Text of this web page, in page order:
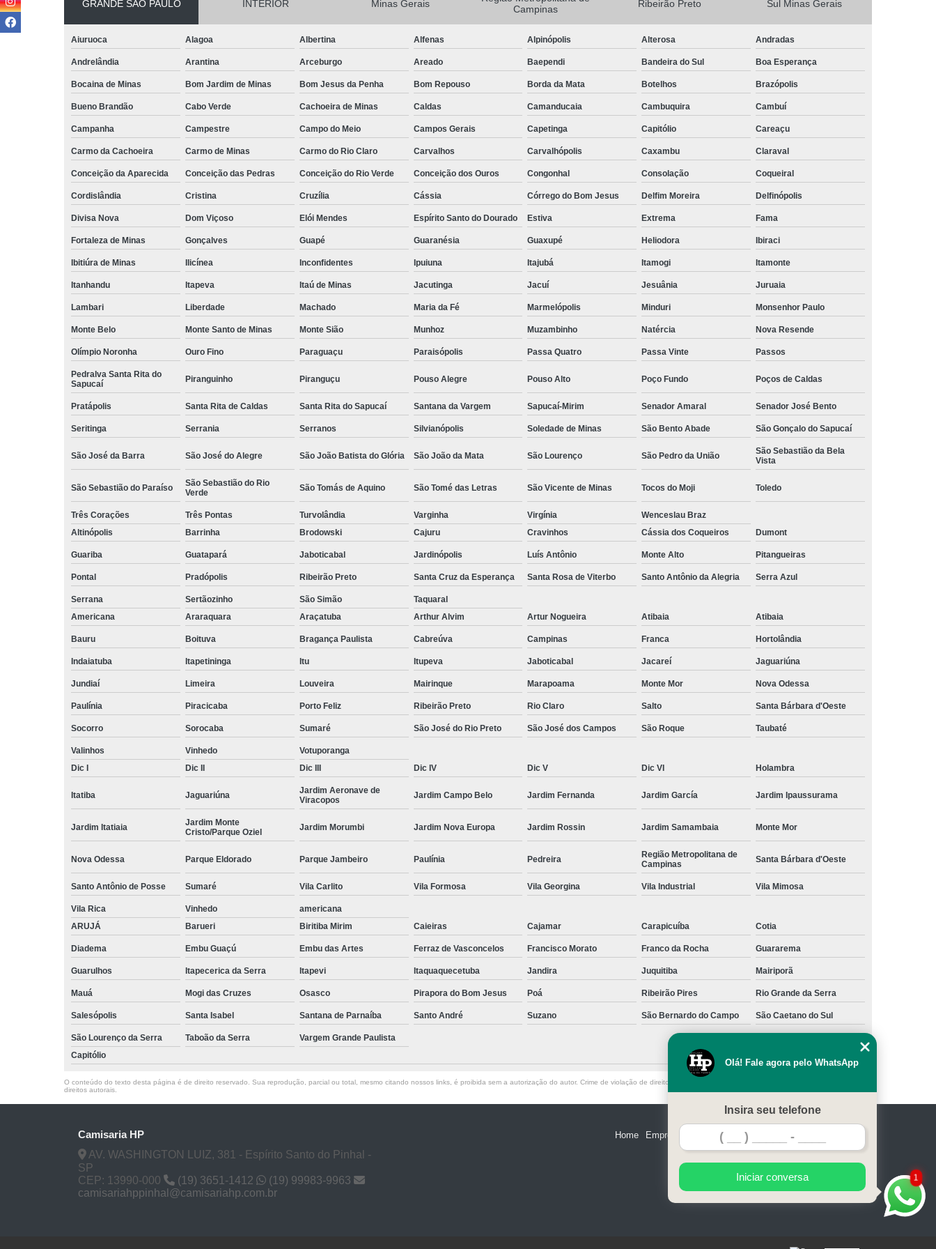
Camisa Social de Manga Longa
Camisa Social Manga Longa
Camisa Social Manga Longa Masculina
Camisa Social Manga Longa Preta
Camisa Social Masculina Manga Longa Lisa
Camisa Social Masculina Preta Manga Longa
Camisa Social Preta Manga Longa
Camisa a Rigor Social Masculina
Camisa Masculina Social
Camisa Social Branca Masculina
Camisa Social Estampada Masculina
Camisa Social Jeans Masculina
Camisa Social Masculina
Camisa Social Masculina a Rigor
Camisa Social Masculina Preta
Camisa Social Preta Masculina
Camisa Manga Longa Social Masculina Preço
Camisa Masculina Social Preço
Camisa Social Branca Masculina Preço
Camisa Social Estampada Masculina Preço
Camisa Social Jeans Masculina Preço
Camisa Social Masculina Estampada Preço
Camisa Social Masculina Manga Curta Preço
Camisa Social Masculina Manga Longa Preço
Camisa Social Masculina Preço
Camisa Social Masculina Preta Preço
Camisa Social Masculina Slim Preço
Camisa Social Preta Masculina Preço
Fábrica Camisa Masculina Social
Fábrica Camisa Social
Fábrica de Camisa Social
Fábrica de Camisa Social de Homem
Fábrica de Camisa Social Masculina
Fábrica de Camisa Social para Homem
Loja de Fábrica Camisa Social
Loja com Moda Masculina
Loja de Moda Masculina
Loja de Moda Masculina Online
Loja Executivo Moda Masculina
Loja Moda Masculina
Loja Moda Masculina Executivo
Loja Moda Masculina Online
Loja Moda Masculina Social
Loja Virtual Moda Masculina
Moda Masculina Loja
Moda Atual Masculina
Moda Básica Masculina
Moda Casual Masculina
Moda Jeans Masculina
Moda Masculina
Moda Masculina Camisa
Moda Masculina Camisa Social
Moda Masculina Esporte Fino
Moda Masculina Inverno
Moda Masculina Social
Moda Plus Size Masculina
Moda Social Masculina
Roupas Elegantes Masculinas
Roupas Estilosas Masculinas
Roupas Masculinas
Roupas Masculinas da Moda
Roupas Masculinas Esporte Fino
Roupas Masculinas Estilosas
Roupas Masculinas na Moda
Roupas Masculinas Plus Size
Roupas Masculinas Social Roupas Sociais Masculinas
GRANDE SÃO PAULO INTERIOR Minas Gerais
Campinas
Ribeirão Preto Sul Minas Gerais
Aiuruoca Alagoa Albertina Alfenas Alpinópolis Alterosa Andradas
Andrelândia Arantina Arceburgo Areado Baependi Bandeira do Sul Boa Esperança
Bocaina de Minas Bom Jardim de Minas Bom Jesus da Penha Bom Repouso Borda da Mata Botelhos Brazópolis
Bueno Brandão Cabo Verde Cachoeira de Minas Caldas Camanducaia Cambuquira Cambuí
Campanha Campestre Campo do Meio Campos Gerais Capetinga Capitólio Careaçu
Carmo da Cachoeira Carmo de Minas Carmo do Rio Claro Carvalhos Carvalhópolis Caxambu Claraval
Conceição da Aparecida Conceição das Pedras Conceição do Rio Verde Conceição dos Ouros Congonhal Consolação Coqueiral
Cordislândia Cristina Cruzília Cássia Córrego do Bom Jesus Delfim Moreira Delfinópolis
Divisa Nova Dom Viçoso Elói Mendes Espírito Santo do Dourado Estiva Extrema Fama
Fortaleza de Minas Gonçalves Guapé Guaranésia Guaxupé Heliodora Ibiraci
Ibitiúra de Minas Ilicínea Inconfidentes Ipuiuna Itajubá Itamogi Itamonte
Itanhandu Itapeva Itaú de Minas Jacutinga Jacuí Jesuânia Juruaia
Lambari Liberdade Machado Maria da Fé Marmelópolis Minduri Monsenhor Paulo
Monte Belo Monte Santo de Minas Monte Sião Munhoz Muzambinho Natércia Nova Resende
Olímpio Noronha Ouro Fino Paraguaçu Paraisópolis Passa Quatro Passa Vinte Passos
Pedralva Santa Rita do
Sapucaí
Piranguinho Piranguçu Pouso Alegre Pouso Alto Poço Fundo Poços de Caldas
Pratápolis Santa Rita de Caldas Santa Rita do Sapucaí Santana da Vargem Sapucaí-Mirim Senador Amaral Senador José Bento
Seritinga Serrania Serranos Silvianópolis Soledade de Minas São Bento Abade São Gonçalo do Sapucaí
São José da Barra São José do Alegre São João Batista do Glória São João da Mata São Lourenço São Pedro da União
São Sebastião da Bela
Vista
São Sebastião do Paraíso
São Sebastião do Rio
Verde
São Tomás de Aquino São Tomé das Letras São Vicente de Minas Tocos do Moji Toledo
Três Corações Três Pontas Turvolândia Varginha Virgínia
Wenceslau Braz
Altinópolis
Barrinha Brodowski Cajuru Cravinhos Cássia dos Coqueiros Dumont
Guariba Guatapará Jaboticabal Jardinópolis Luís Antônio Monte Alto Pitangueiras
Pontal Pradópolis Ribeirão Preto Santa Cruz da Esperança Santa Rosa de Viterbo Santo Antônio da Alegria Serra Azul
Serrana Sertãozinho São Simão
Taquaral
Americana
Araraquara Araçatuba Arthur Alvim Artur Nogueira Atibaia Atibaia
Bauru Boituva Bragança Paulista Cabreúva Campinas Franca Hortolândia
Indaiatuba Itapetininga Itu Itupeva Jaboticabal Jacareí Jaguariúna
Jundiaí Limeira Louveira Mairinque Marapoama Monte Mor Nova Odessa
Paulínia Piracicaba Porto Feliz Ribeirão Preto Rio Claro Salto Santa Bárbara d'Oeste
Socorro Sorocaba Sumaré São José do Rio Preto São José dos Campos São Roque Taubaté
Valinhos Vinhedo
Votuporanga
Dic I
Dic II Dic III Dic IV Dic V Dic VI Holambra
Itatiba Jaguariúna
Jardim Aeronave de
Viracopos
Jardim Campo Belo Jardim Fernanda Jardim García Jardim Ipaussurama
Jardim Itatiaia
Jardim Monte
Cristo/Parque Oziel
Jardim Morumbi Jardim Nova Europa Jardim Rossin Jardim Samambaia Monte Mor
Nova Odessa Parque Eldorado Parque Jambeiro Paulínia Pedreira
Região Metropolitana de
Campinas
Santa Bárbara d'Oeste
Santo Antônio de Posse Sumaré Vila Carlito Vila Formosa Vila Georgina Vila Industrial Vila Mimosa
Vila Rica Vinhedo
americana
ARUJÁ
Barueri Biritiba Mirim Caieiras Cajamar Carapicuíba Cotia
Diadema Embu Guaçú Embu das Artes Ferraz de Vasconcelos Francisco Morato Franco da Rocha Guararema
Guarulhos Itapecerica da Serra Itapevi Itaquaquecetuba Jandira Juquitiba Mairiporã
Mauá Mogi das Cruzes Osasco Pirapora do Bom Jesus Poá Ribeirão Pires Rio Grande da Serra
Salesópolis Santa Isabel Santana de Parnaíba Santo André Suzano São Bernardo do Campo São Caetano do Sul
São Lourenço da Serra Taboão da Serra
Vargem Grande Paulista
Capitólio
O conteúdo do texto desta página é de direito reservado. Sua reprodução, parcial ou total, mesmo citando nossos links, é proibida sem a autorização do autor. Crime de violação de direito autoral – artigo 184 do Código Penal –
direitos autorais
Camisaria HP
AV. WASHINGTON LUIZ, 381 - Espírito Santo do Pinhal -
SP
CEP: 13990-000
(19) 3651-1412
(19) 99983-9963
camisariahppinhal@camisariahp.com.br
Home Empresa Serviços Contato
1
Olá! Fale agora pelo WhatsApp
Insira seu telefone
Iniciar conversa